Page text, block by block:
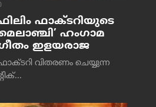
ഫാക്ടറിയുടെ
ഹംഗാമ
ഇളയരാജ
ഫാക്ടറി വിതരണം ചെയ്യുന്ന